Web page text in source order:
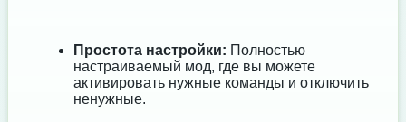
Простота настройки: Полностью
настраиваемый мод, где вы можете
активировать нужные команды и отключить
ненужные.